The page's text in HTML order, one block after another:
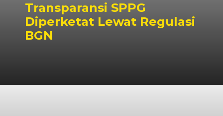
Transparansi SPPG
Diperketat Lewat Regulasi
BGN